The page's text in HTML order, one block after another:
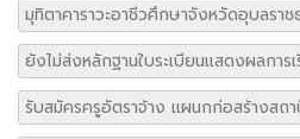
มุทิตาคาราวะอาชีวศึกษาจังหวัดอุบลราช
ยังไม่ส่งหลักฐานใบระเบียนแสดงผลการ
รับสมัครครูอัตราจ้าง แผนกก่อสร้างสถ